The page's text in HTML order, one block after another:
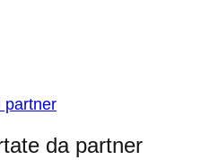
partner
da partner